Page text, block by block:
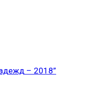
– 2018”